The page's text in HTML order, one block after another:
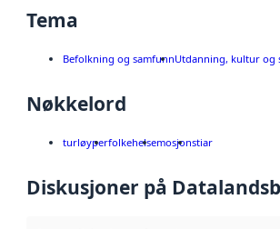
Tema
Befolkning og samfunnUtdanning, kultur og
Nøkkelord
turløyperfolkehelsemosjonstiar
Diskusjoner på